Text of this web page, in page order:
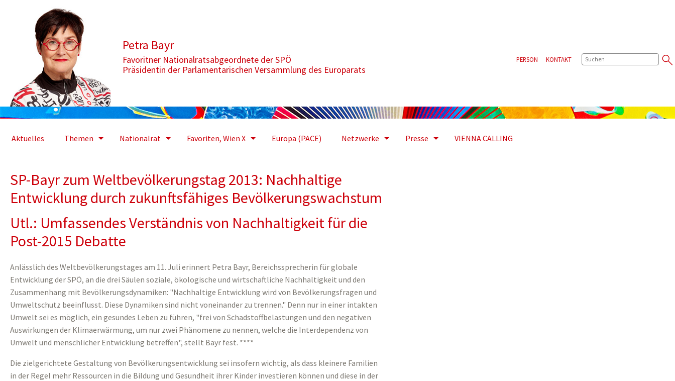
Petra Bayr
Favoritner Nationalratsabgeordnete der SPÖ
Präsidentin der Parlamentarischen Versammlung des Europarats
PERSON KONTAKTSUCHE
Aktuelles Themen Nationalrat Favoriten, Wien X Europa (PACE) Netzwerke Presse VIENNA CALLING
SP-Bayr zum Weltbevölkerungstag 2013: Nachhaltige
Entwicklung durch zukunftsfähiges Bevölkerungswachstum
Utl.: Umfassendes Verständnis von Nachhaltigkeit für die
Post-2015 Debatte
Anlässlich des Weltbevölkerungstages am 11. Juli erinnert Petra Bayr, Bereichssprecherin für globale
Entwicklung der SPÖ, an die drei Säulen soziale, ökologische und wirtschaftliche Nachhaltigkeit und den
Zusammenhang mit Bevölkerungsdynamiken: "Nachhaltige Entwicklung wird von Bevölkerungsfragen und
Umweltschutz beeinflusst. Diese Dynamiken sind nicht voneinander zu trennen." Denn nur in einer intakten
Umwelt sei es möglich, ein gesundes Leben zu führen, "frei von Schadstoffbelastungen und den negativen
Auswirkungen der Klimaerwärmung, um nur zwei Phänomene zu nennen, welche die Interdependenz von
Umwelt und menschlicher Entwicklung betreffen", stellt Bayr fest. ****
Die zielgerichtete Gestaltung von Bevölkerungsentwicklung sei insofern wichtig, als dass kleinere Familien
in der Regel mehr Ressourcen in die Bildung und Gesundheit ihrer Kinder investieren können und diese in der